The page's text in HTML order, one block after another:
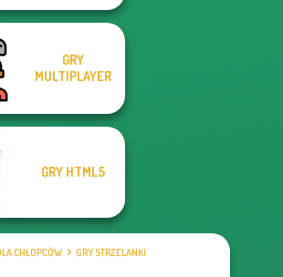
GRY
MULTIPLAYER
GRY HTML5
CHŁOPCÓW GRY STRZELANKI